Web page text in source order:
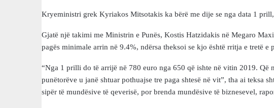
Kryeministri grek Kyriakos Mitsotakis ka bërë me dije se nga data 1
Gjatë një takimi me Ministrin e Punës, Kostis Hatzidakis në Megaro
pagës minimale arrin në 9.4%, ndërsa theksoi se kjo është rritja e tretë e
“Nga 1 prilli do të arrijë në 780 euro nga 650 që ishte në vitin 2019. Që
punëtorëve u janë shtuar pothuajse tre paga shtesë në vit”, tha ai teksa
sipër të mundësive të qeverisë, por brenda mundësive të biznesevel,